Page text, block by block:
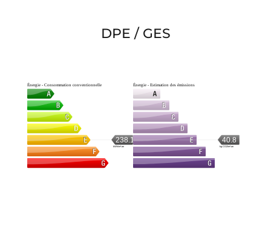
DPE / GES
Énergie - Consommation conventionnelle
238.1
kWh/m².an
Énergie - Estimation des émissions
40.8
kg CO2/m².an